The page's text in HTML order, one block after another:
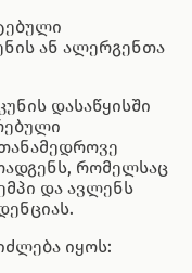
ან ალერგენთა
დასაწყისში
რომელსაც
და ავლენს
იყოს: